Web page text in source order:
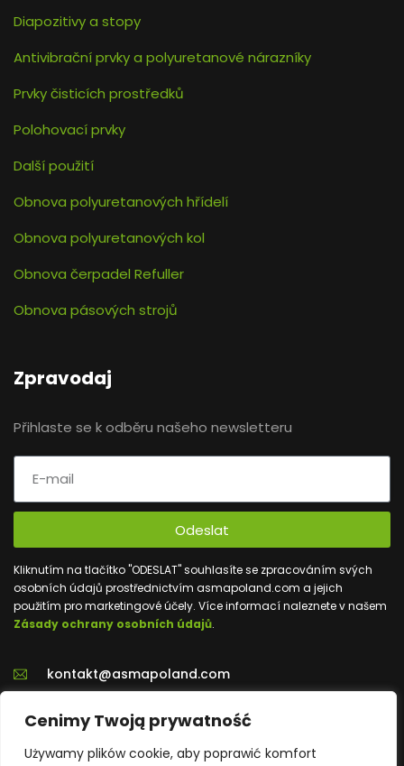
Cenimy Twoją prywatność
Używamy plików cookie, aby poprawić komfort
Diapozitivy a stopy
Antivibrační prvky a polyuretanové nárazníky
Prvky čisticích prostředků
Polohovací prvky
Další použití
Obnova polyuretanových hřídelí
Obnova polyuretanových kol
Obnova čerpadel Refuller
Obnova pásových strojů
Zpravodaj
Přihlaste se k odběru našeho newsletteru
Odeslat
Kliknutím na tlačítko "ODESLAT" souhlasíte se zpracováním svých
osobních údajů prostřednictvím asmapoland.com a jejich
použitím pro marketingové účely. Více informací naleznete v našem
Zásady ochrany osobních údajů.
kontakt@asmapoland.com
+48 539 020 702